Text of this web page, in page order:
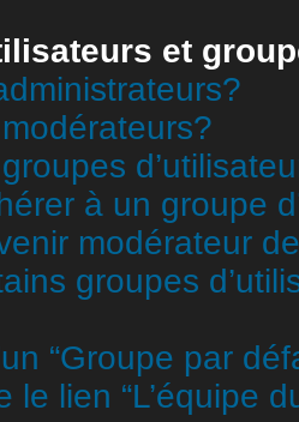
et
à un groupe
modérateur
groupes
“Groupe par
le lien “L’équipe